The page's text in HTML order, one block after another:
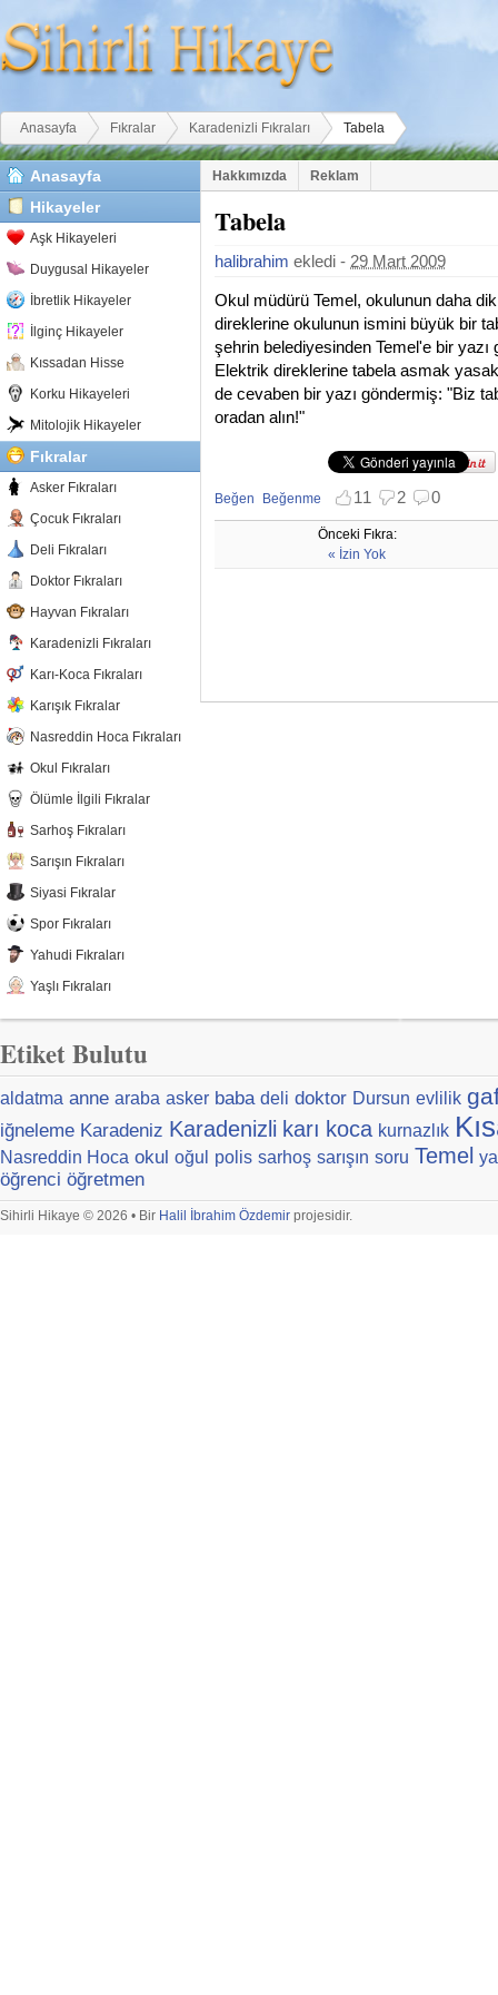
Buradasınız
Anasayfa Fıkralar Karadenizli Fıkraları Tabela
Anasayfa
Hikayeler
Aşk Hikayeleri
Duygusal Hikayeler
İbretlik Hikayeler
İlginç Hikayeler
Kıssadan Hisse
Korku Hikayeleri
Mitolojik Hikayeler
Fıkralar
Asker Fıkraları
Çocuk Fıkraları
Deli Fıkraları
Doktor Fıkraları
Hayvan Fıkraları
Karadenizli Fıkraları
Karı-Koca Fıkraları
Karışık Fıkralar
Nasreddin Hoca Fıkraları
Okul Fıkraları
Ölümle İlgili Fıkralar
Sarhoş Fıkraları
Sarışın Fıkraları
Siyasi Fıkralar
Spor Fıkraları
Yahudi Fıkraları
Yaşlı Fıkraları
Hakkımızda Reklam
Tabela
halibrahim ekledi - 29 Mart 2009
Okul müdürü Temel, okulunun daha
direklerine okulunun ismini büyük bir
şehrin belediyesinden Temel'e bir
Elektrik direklerine tabela asmak
de cevaben bir yazı göndermiş: "Biz
oradan alın!"
Beğen
Beğenmekten vazgeç
Beğenme
Beğenmemekten vazgeç
11 2 0
Önceki Fıkra:
« İzin Yok
Etiket Bulutu
aldatma anne araba asker baba deli doktor Dursun evlilik
iğneleme Karadeniz Karadenizli karı koca kurnazlık
Nasreddin Hoca okul oğul polis sarhoş sarışın soru Temel
öğrenci öğretmen
Sihirli Hikaye © 2026 • Bir Halil İbrahim Özdemir projesidir.